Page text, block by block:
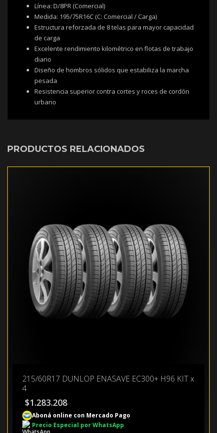
Línea: D/8PR (Comercial)
Medida: 195/75R16C (C: Comercial / Carga)
Estructura reforzada de 8 telas para mayor capacidad
de carga
Excelente rendimiento kilométrico en flotas de trabajo
diario
Diseño de hombros sólidos que estabiliza la marcha
pesada
Resistencia superior contra cortes y roces de cordón
urbano
PRODUCTOS RELACIONADOS
215/60R17 DUNLOP ENASAVE EC300+ H96 KIT x
4
$1.283.208
Aboná online con Mercado Pago
Precio Especial por WhatsApp